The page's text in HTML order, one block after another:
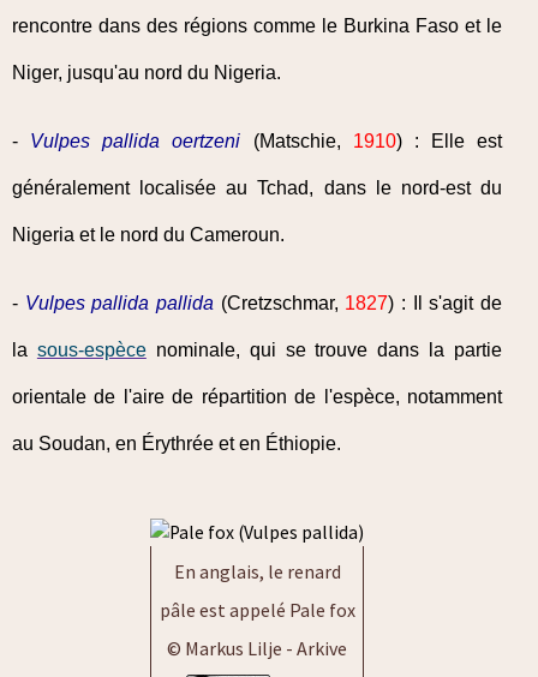
rencontre dans des régions comme le Burkina Faso et le
Niger, jusqu'au nord du Nigeria.
- Vulpes pallida oertzeni (Matschie, 1910) : Elle est
généralement localisée au Tchad, dans le nord-est du
Nigeria et le nord du Cameroun.
- Vulpes pallida pallida (Cretzschmar, 1827) : Il s'agit de
la sous-espècenominale, qui se trouve dans la partie
orientale de l'aire de répartition de l'espèce, notamment
au Soudan, en Érythrée et en Éthiopie.
En anglais, le renard
pâle est appelé Pale fox
© Markus Lilje - Arkive